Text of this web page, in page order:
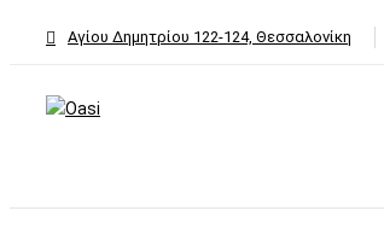
Αγίου Δημητρίου 122-124, Θεσσαλονίκη